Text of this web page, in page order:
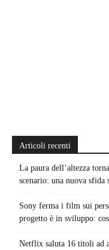
Articoli recenti
La paura dell’altezza
scenario: una nuova sfida
Sony ferma i film sui
progetto è in sviluppo:
Netflix saluta 16 titoli ad